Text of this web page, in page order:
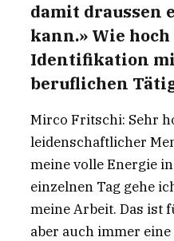
damit draussen
kann.» Wie
Identifikation
beruflichen
Mirco Fritschi: Sehr
leidenschaftlicher
meine volle Energie
einzelnen Tag gehe
meine Arbeit. Das ist
aber auch immer